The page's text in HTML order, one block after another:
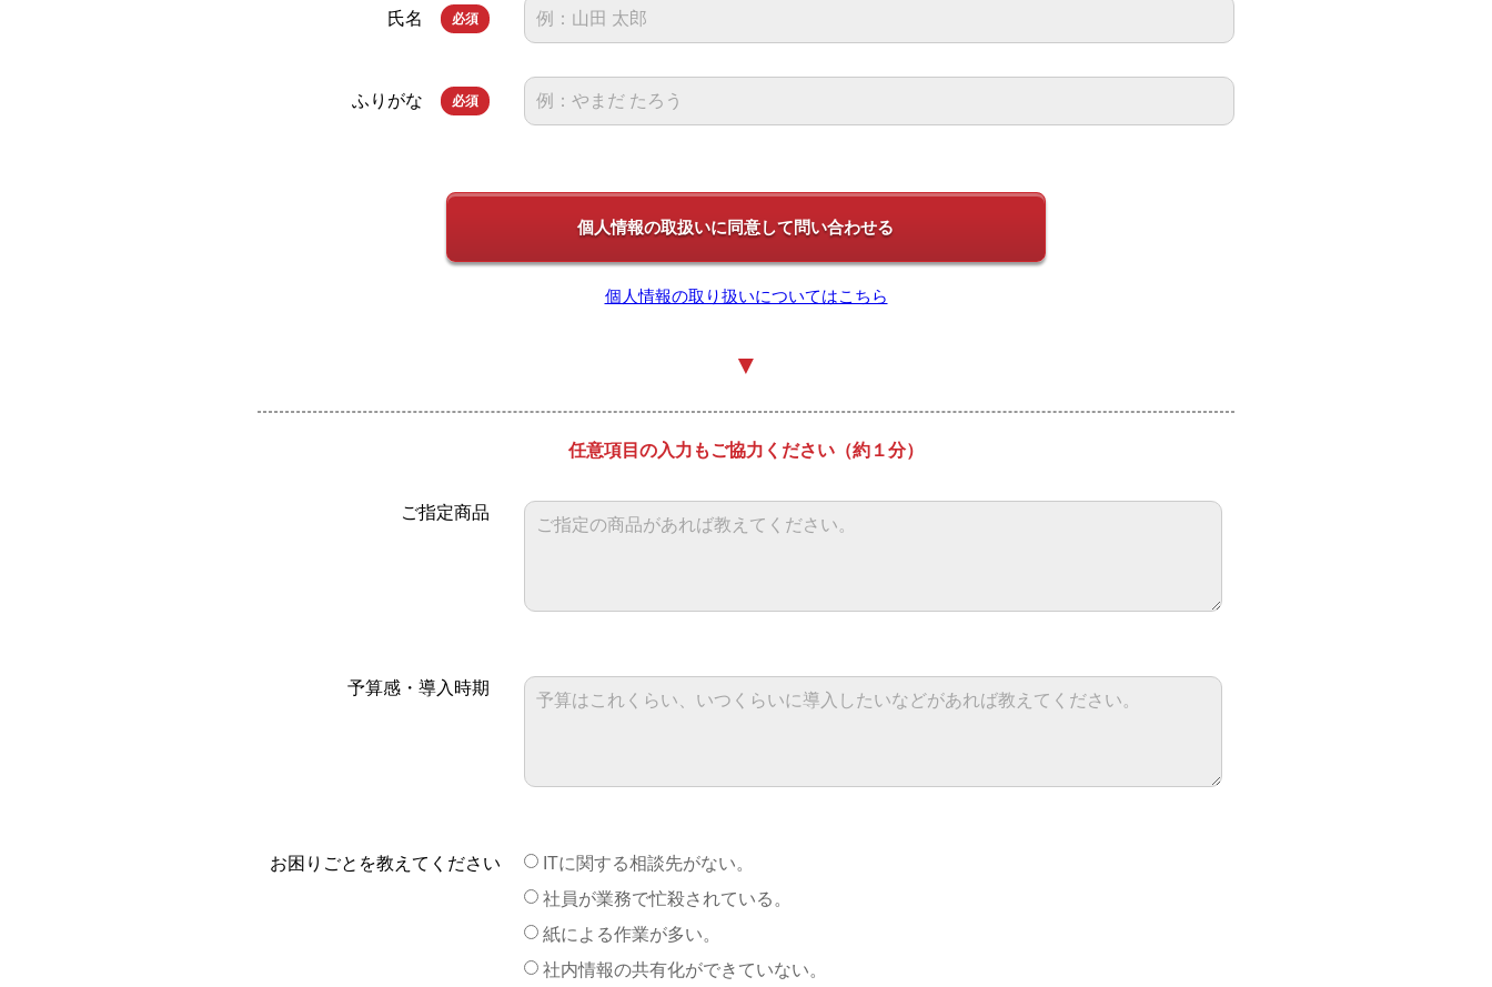
氏名 必須
ふりがな 必須
個人情報の取り扱いについてはこちら
▼
任意項目の入力もご協力ください（約１分）
ご指定商品
予算感・導入時期
お困りごとを教えてください
ITに関する相談先がない。
社員が業務で忙殺されている。
紙による作業が多い。
社内情報の共有化ができていない。